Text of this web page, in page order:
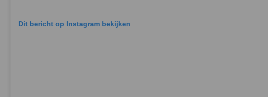
Dit bericht op Instagram bekijken